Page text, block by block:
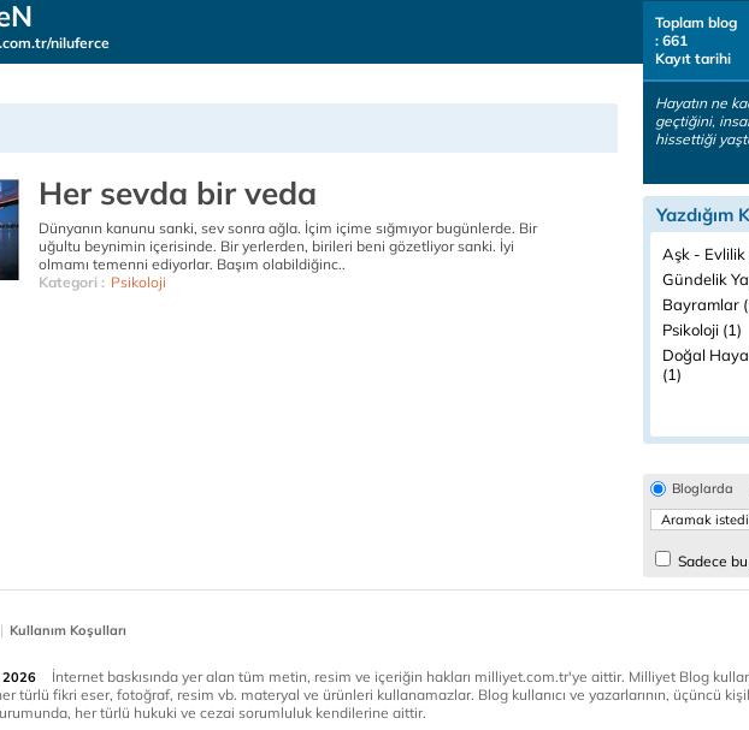
niluferce
Her sevda bir veda
Dünyanın kanunu sanki, sev sonra ağla. İçim içime sığmıyor bugünlerde. Bir
uğultu beynimin içerisinde. Bir yerlerden, birileri beni gözetliyor sanki. İyi
olmamı temenni ediyorlar. Başım olabildiğinc..
Kategori : Psikoloji
Toplam blog
: 661
Kayıt tarihi
Hayatın ne
geçtiğini,
hissettiği
Yazdığım
Aşk - Evlilik
Gündelik
Bayramlar
Psikoloji (1)
Doğal
(1)
Bloglarda
Sadece
| Kullanım Koşulları
İnternet baskısında yer alan tüm metin, resim ve içeriğin hakları milliyet.com.tr'ye aittir. Milliyet Blog
türlü fikri eser, fotoğraf, resim vb. materyal ve ürünleri kullanamazlar. Blog kullanıcı ve yazarlarının, üçüncü
her türlü hukuki ve cezai sorumluluk kendilerine aittir.